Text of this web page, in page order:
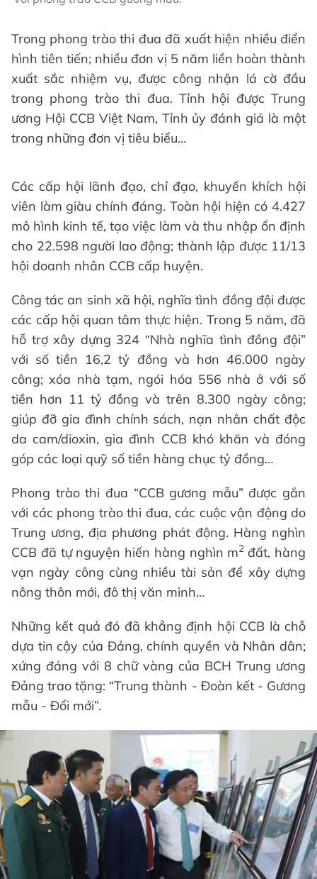
Trong phong trào thi đua đã xuất hiện nhiều điển
hình tiên tiến; nhiều đơn vị 5 năm liền hoàn thành
xuất sắc nhiệm vụ, được công nhận lá cờ đầu
trong phong trào thi đua. Tỉnh hội được Trung
ương Hội CCB Việt Nam, Tỉnh ủy đánh giá là một
trong những đơn vị tiêu biểu…
Các cấp hội lãnh đạo, chỉ đạo, khuyến khích hội
viên làm giàu chính đáng. Toàn hội hiện có 4.427
mô hình kinh tế, tạo việc làm và thu nhập ổn định
cho 22.598 người lao động; thành lập được 11/13
hội doanh nhân CCB cấp huyện.
Công tác an sinh xã hội, nghĩa tình đồng đội được
các cấp hội quan tâm thực hiện. Trong 5 năm, đã
hỗ trợ xây dựng 324 “Nhà nghĩa tình đồng đội”
với số tiền 16,2 tỷ đồng và hơn 46.000 ngày
công; xóa nhà tạm, ngói hóa 556 nhà ở với số
tiền hơn 11 tỷ đồng và trên 8.300 ngày công;
giúp đỡ gia đình chính sách, nạn nhân chất độc
da cam/dioxin, gia đình CCB khó khăn và đóng
góp các loại quỹ số tiền hàng chục tỷ đồng…
Phong trào thi đua “CCB gương mẫu” được gắn
với các phong trào thi đua, các cuộc vận động do
Trung ương, địa phương phát động. Hàng nghìn
CCB đã tự nguyện hiến hàng nghìn m2 đất, hàng
vạn ngày công cùng nhiều tài sản để xây dựng
nông thôn mới, đô thị văn minh…
Những kết quả đó đã khẳng định hội CCB là chỗ
dựa tin cậy của Đảng, chính quyền và Nhân dân;
xứng đáng với 8 chữ vàng của BCH Trung ương
Đảng trao tặng: “Trung thành - Đoàn kết - Gương
mẫu - Đổi mới”.